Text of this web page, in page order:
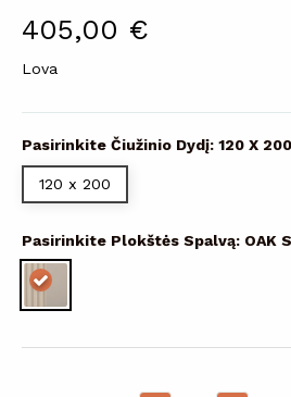
405,00 €
Lova
Pasirinkite Čiužinio Dydį: 120 X 200
120 x 200
Pasirinkite Plokštės Spalvą: OAK